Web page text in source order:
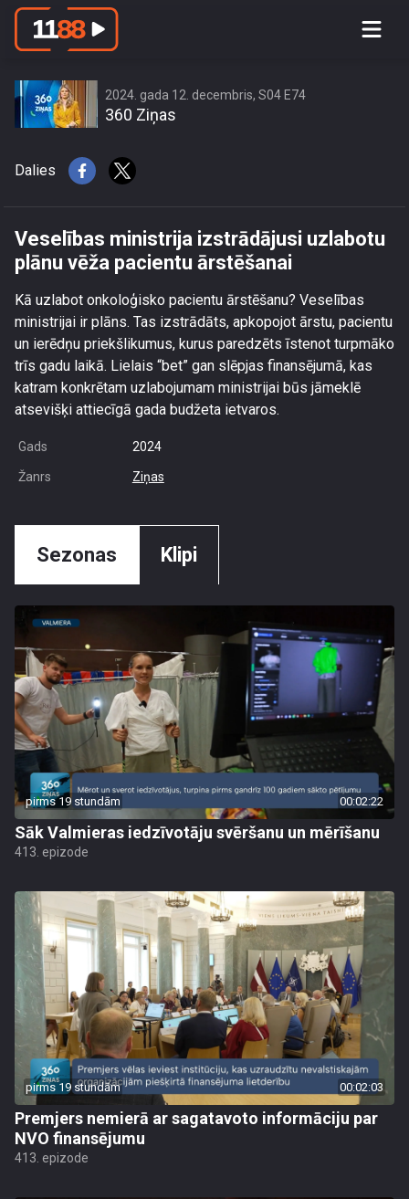
Veselības ministrija izstrādājusi
2024. gada 12. decembris, S04 E74
360 Ziņas
Dalies
Veselības ministrija izstrādājusi uzlabotu
plānu vēža pacientu ārstēšanai
Kā uzlabot onkoloģisko pacientu ārstēšanu? Veselības
ministrijai ir plāns. Tas izstrādāts, apkopojot ārstu, pacientu
un ierēdņu priekšlikumus, kurus paredzēts īstenot turpmāko
trīs gadu laikā. Lielais “bet” gan slēpjas finansējumā, kas
katram konkrētam uzlabojumam ministrijai būs jāmeklē
atsevišķi attiecīgā gada budžeta ietvaros.
Gads 2024
Žanrs Ziņas
Sezonas Klipi
pirms 19 stundām 00:02:22
Sāk Valmieras iedzīvotāju svēršanu un mērīšanu
413. epizode
pirms 19 stundām 00:02:03
Premjers nemierā ar sagatavoto informāciju par
NVO finansējumu
413. epizode